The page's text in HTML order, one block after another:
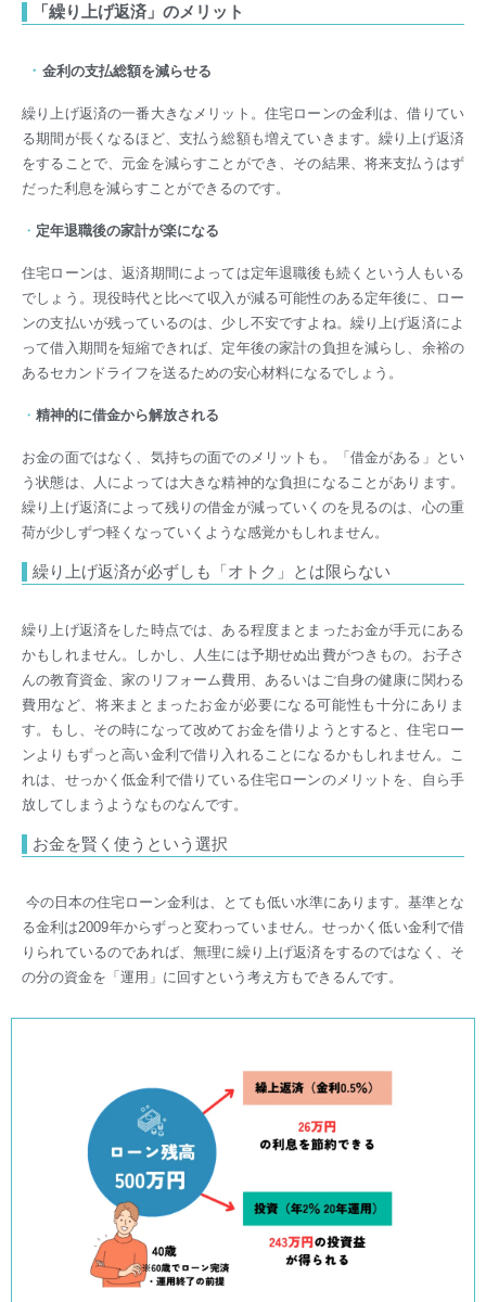
「繰り上げ返済」のメリット
・ 金利の支払総額を減らせる
繰り上げ返済の一番大きなメリット。住宅ローンの金利は、借りてい
る期間が長くなるほど、支払う総額も増えていきます。繰り上げ返済
をすることで、元金を減らすことができ、その結果、将来支払うはず
だった利息を減らすことができるのです。
・ 定年退職後の家計が楽になる
住宅ローンは、返済期間によっては定年退職後も続くという人もいる
でしょう。現役時代と比べて収入が減る可能性のある定年後に、ロー
ンの支払いが残っているのは、少し不安ですよね。繰り上げ返済によ
って借入期間を短縮できれば、定年後の家計の負担を減らし、余裕の
あるセカンドライフを送るための安心材料になるでしょう。
・ 精神的に借金から解放される
お金の面ではなく、気持ちの面でのメリットも。「借金がある」とい
う状態は、人によっては大きな精神的な負担になることがあります。
繰り上げ返済によって残りの借金が減っていくのを見るのは、心の重
荷が少しずつ軽くなっていくような感覚かもしれません。
繰り上げ返済が必ずしも「オトク」とは限らない
繰り上げ返済をした時点では、ある程度まとまったお金が手元にある
かもしれません。しかし、人生には予期せぬ出費がつきもの。お子さ
んの教育資金、家のリフォーム費用、あるいはご自身の健康に関わる
費用など、将来まとまったお金が必要になる可能性も十分にありま
す。もし、その時になって改めてお金を借りようとすると、住宅ロー
ンよりもずっと高い金利で借り入れることになるかもしれません。こ
れは、せっかく低金利で借りている住宅ローンのメリットを、自ら手
放してしまうようなものなんです。
お金を賢く使うという選択
今の日本の住宅ローン金利は、とても低い水準にあります。基準とな
る金利は2009年からずっと変わっていません。せっかく低い金利で借
りられているのであれば、無理に繰り上げ返済をするのではなく、そ
の分の資金を「運用」に回すという考え方もできるんです。